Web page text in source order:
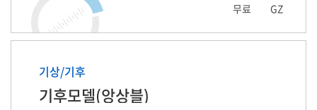
무료 GZ
기상/기후
기후모델(앙상블)